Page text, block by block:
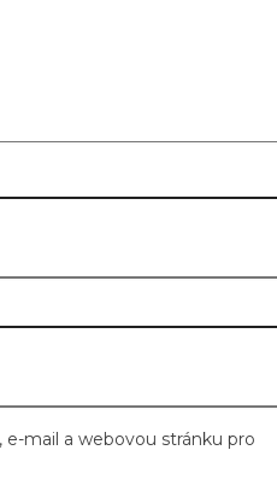
mail a webovou stránku pro